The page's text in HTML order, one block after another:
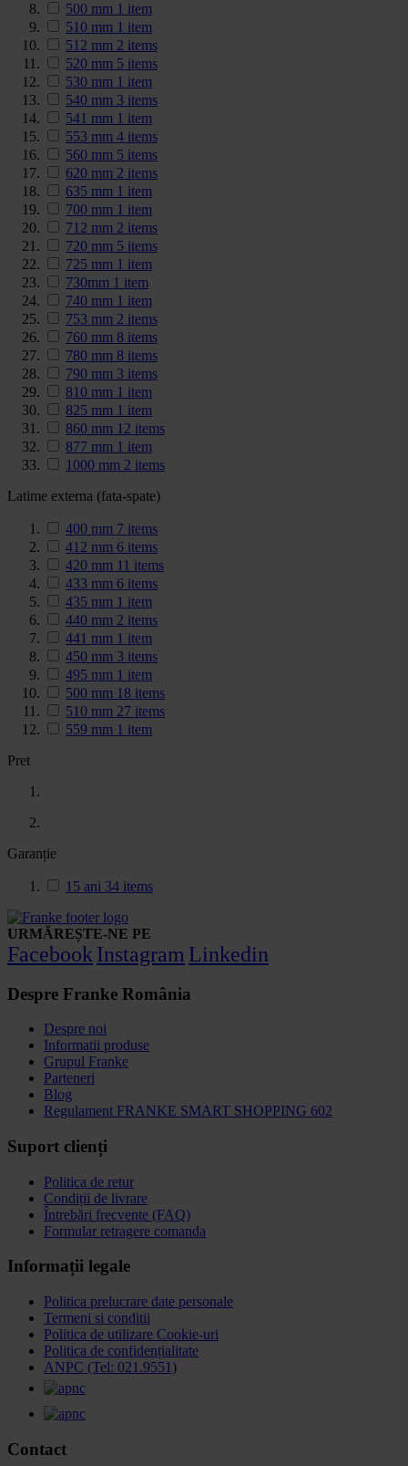
500 mm 1 item
510 mm 1 item
512 mm 2 items
520 mm 5 items
530 mm 1 item
540 mm 3 items
541 mm 1 item
553 mm 4 items
560 mm 5 items
620 mm 2 items
635 mm 1 item
700 mm 1 item
712 mm 2 items
720 mm 5 items
725 mm 1 item
730mm 1 item
740 mm 1 item
753 mm 2 items
760 mm 8 items
780 mm 8 items
790 mm 3 items
810 mm 1 item
825 mm 1 item
860 mm 12 items
877 mm 1 item
1000 mm 2 items
Latime externa (fata-spate)
400 mm 7 items
412 mm 6 items
420 mm 11 items
433 mm 6 items
435 mm 1 item
440 mm 2 items
441 mm 1 item
450 mm 3 items
495 mm 1 item
500 mm 18 items
510 mm 27 items
559 mm 1 item
Pret
Garanție
15 ani 34 items
URMĂREȘTE-NE PE
Facebook Instagram Linkedin
Despre Franke România
Despre noi
Informatii produse
Grupul Franke
Parteneri
Blog
Regulament FRANKE SMART SHOPPING 602
Suport clienți
Politica de retur
Condiții de livrare
Întrebări frecvente (FAQ)
Formular retragere comanda
Informații legale
Politica prelucrare date personale
Termeni si conditii
Politica de utilizare Cookie-uri
Politica de confidențialitate
ANPC (Tel: 021.9551)
Contact